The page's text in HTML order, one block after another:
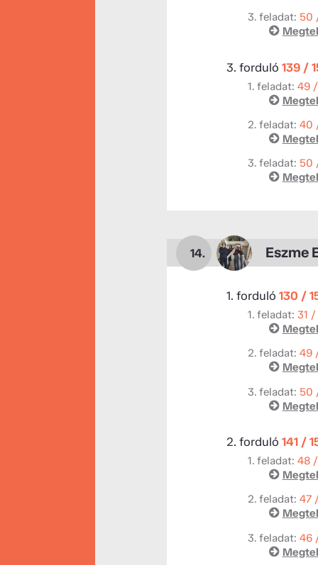
3. feladat: 50
3. forduló 139 /
1. feladat: 49
2. feladat: 40
3. feladat: 50
14. Eszme
1. forduló 130 /
1. feladat: 31
2. feladat: 49
3. feladat: 50
2. forduló 141 /
1. feladat: 48
2. feladat: 47
3. feladat: 46